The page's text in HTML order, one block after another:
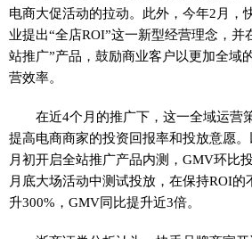
电商大促活动的拉动。此外，今年2月，
业提出“全店ROI”这一新型经营理念，并
站推广”产品，鼓励商业客户以更加全域
营效率。
在近4个月的推广下，这一全域运营
提高电商商家的投资回报率和投放意愿
月初开启全站推广产品内测，GMV环比
月底大场活动中测试投放，在保持ROI的
升300%，GMV同比提升近3倍。